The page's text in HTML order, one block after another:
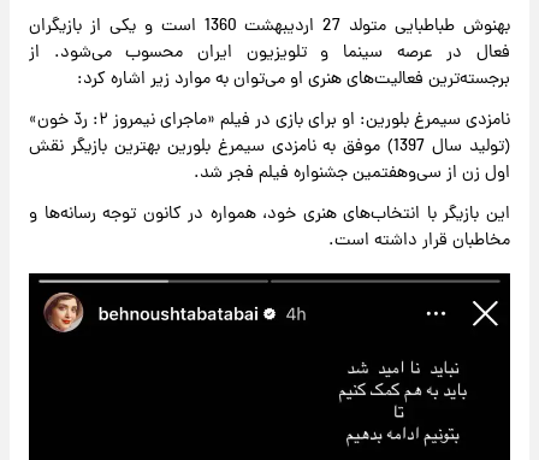
بهنوش طباطبایی متولد 27 اردیبهشت 1360 است و یکی از بازیگران
فعال در عرصه سینما و تلویزیون ایران محسوب می‌شود. از
برجسته‌ترین فعالیت‌های هنری او می‌توان به موارد زیر اشاره کرد:
نامزدی سیمرغ بلورین: او برای بازی در فیلم «ماجرای نیمروز ۲: ردّ خون»
(تولید سال 1397) موفق به نامزدی سیمرغ بلورین بهترین بازیگر نقش
اول زن از سی‌وهفتمین جشنواره فیلم فجر شد.
این بازیگر با انتخاب‌های هنری خود، همواره در کانون توجه رسانه‌ها و
مخاطبان قرار داشته است.